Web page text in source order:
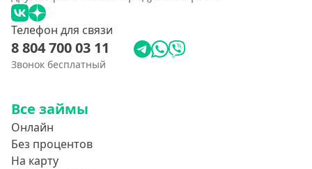
Телефон для связи
8 804 700 03 11
Звонок бесплатный
Все займы
Онлайн
Без процентов
На карту